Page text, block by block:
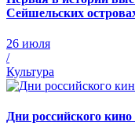
Сейшельских
26 июля
/
Культура
Дни российского